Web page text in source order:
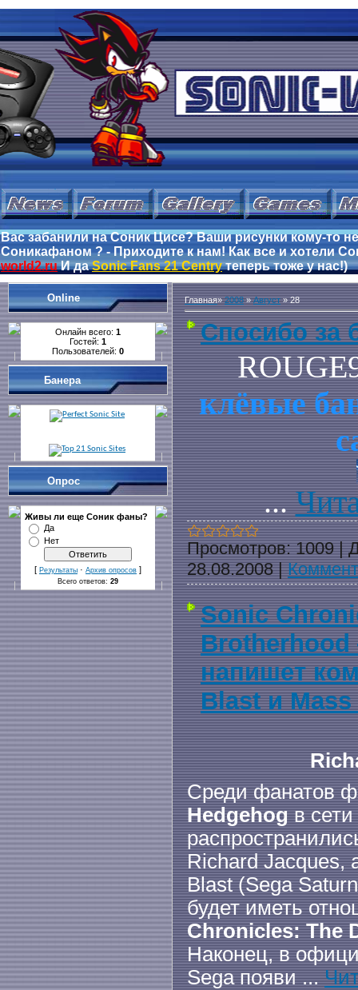
Вас забанили на Соник Цисе? Ваши рисунки кому-то
Соникафаном ? - Приходите к нам! Как все и хотели
world2.ruИ даSonic Fans 21 Centryтеперь тоже у нас!)
Online
Онлайн всего: 1
Гостей: 1
Пользователей: 0
Банера
Опрос
Живы ли еще Cоник фаны?
Да
Нет
[ Результаты · Архив опросов ]
Всего ответов: 29
Главная»2008 » Август » 28
Спосибо за
клёвые
...
Просмотров: 1009 |
28.08.2008 |
Sonic
напишет
Blast и
Среди фанатов
Hedgehogв сети
Richard Jacques,
Blast (Sega
будет иметь
Chronicles: The
Наконец, в
Sega появи...